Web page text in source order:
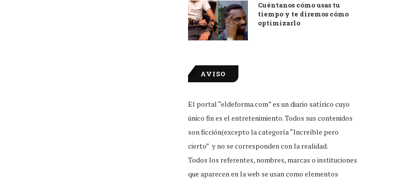
Cuéntanos cómo usas tu
tiempo y te diremos cómo
optimizarlo
AVISO
El portal “eldeforma.com” es un diario satírico cuyo
único fin es el entretenimiento. Todos sus contenidos
son ficción(excepto la categoría “Increíble pero
cierto” y no se corresponden con la realidad.
Todos los referentes, nombres, marcas o instituciones
que aparecen en la web se usan como elementos